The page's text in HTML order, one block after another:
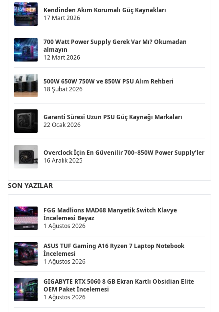
Kendinden Akım Korumalı Güç Kaynakları
17 Mart 2026
700 Watt Power Supply Gerek Var Mı? Okumadan
almayın
12 Mart 2026
500W 650W 750W ve 850W PSU Alım Rehberi
18 Şubat 2026
Garanti Süresi Uzun PSU Güç Kaynağı Markaları
22 Ocak 2026
Overclock İçin En Güvenilir 700–850W Power Supply’ler
16 Aralık 2025
SON YAZILAR
FGG Madlions MAD68 Manyetik Switch Klavye
İncelemesi Beyaz
1 Ağustos 2026
ASUS TUF Gaming A16 Ryzen 7 Laptop Notebook
İncelemesi
1 Ağustos 2026
GIGABYTE RTX 5060 8 GB Ekran Kartlı Obsidian Elite
OEM Paket İncelemesi
1 Ağustos 2026